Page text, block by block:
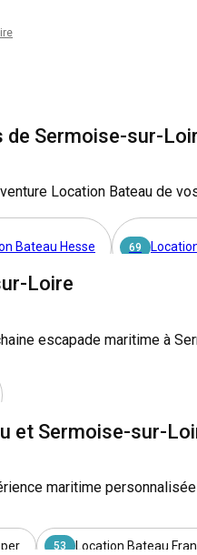
de Sermoise-sur-
Location Bateau de
Bateau Hesse 69
Messac
Decize Location
Bateau Saint-didier
Avignonet-lauragais 17
Loire
escapade maritime à
et Sermoise-sur-
maritime
53 Location Bateau